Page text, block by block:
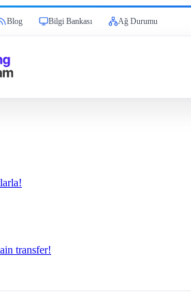
Blog Bilgi Bankası Ağ Durumu
transfer!